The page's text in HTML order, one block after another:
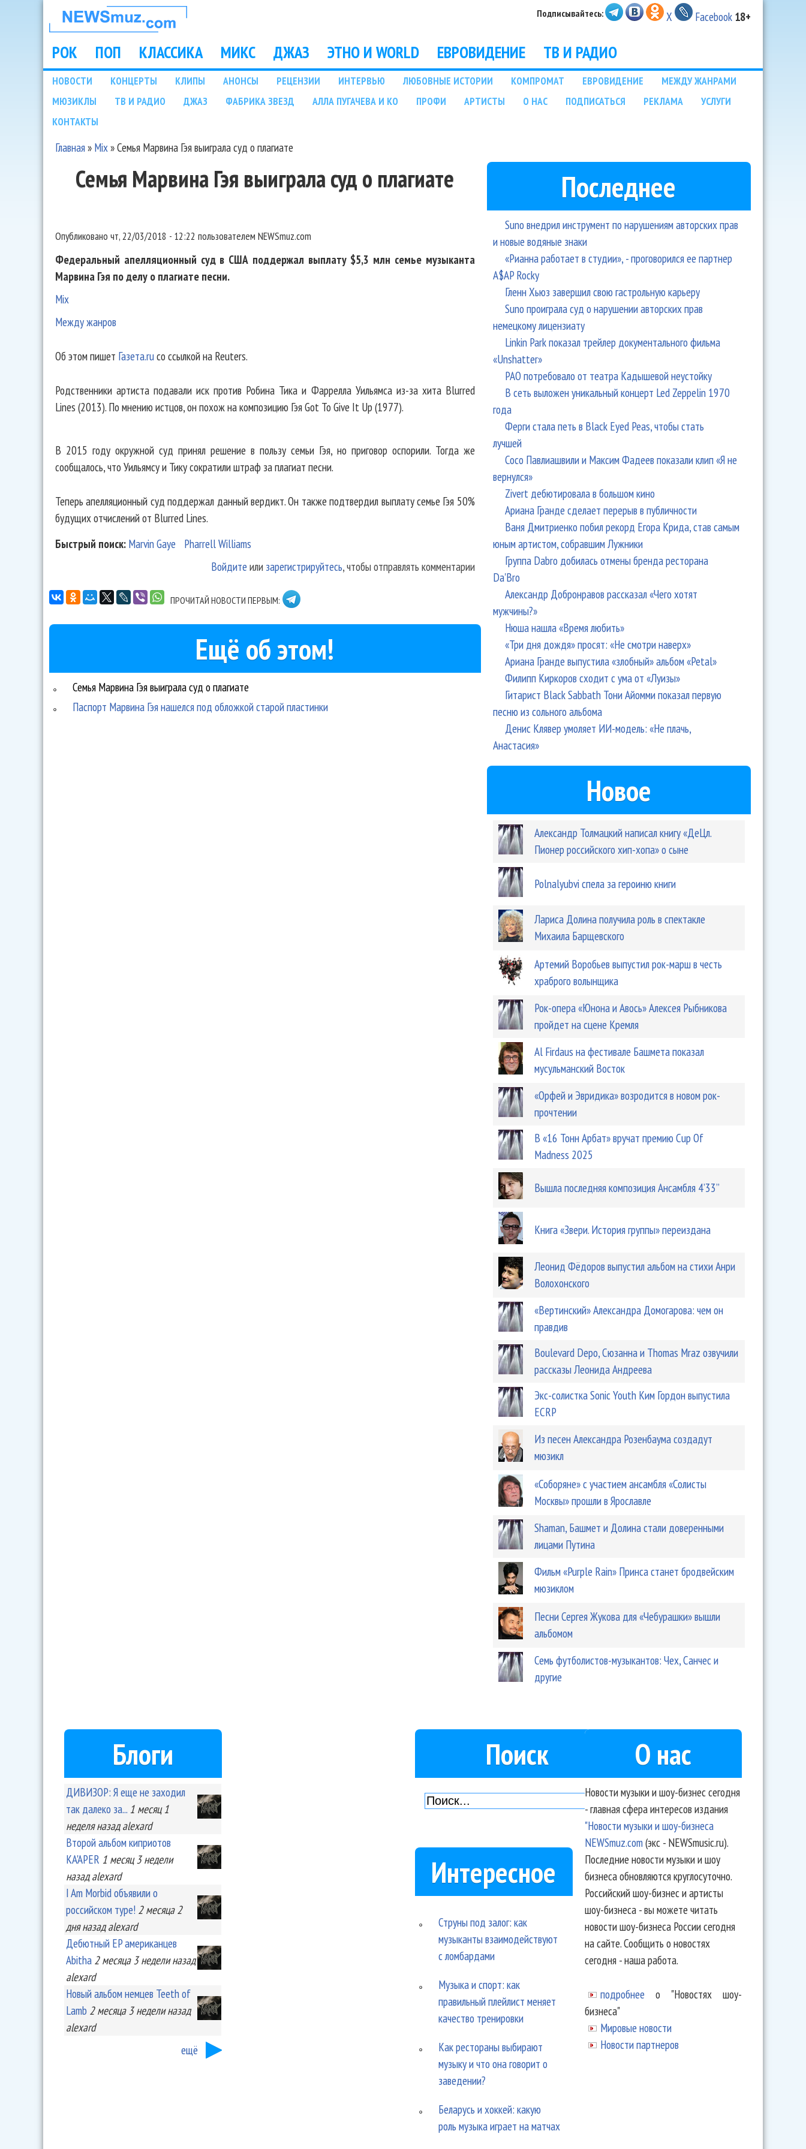
НОВОСТИ
МУЗЫКИ И
ШОУ БИЗНЕСА
NEWSMUZ.COM
Подписывайтесь: X Facebook 18+
Main menu
РОК ПОП КЛАССИКА МИКС ДЖАЗ ЭТНО И WORLD ЕВРОВИДЕНИЕ ТВ И РАДИО
Подразделы
НОВОСТИ КОНЦЕРТЫ КЛИПЫ АНОНСЫ РЕЦЕНЗИИ ИНТЕРВЬЮ ЛЮБОВНЫЕ ИСТОРИИ КОМПРОМАТ ЕВРОВИДЕНИЕ
МЕЖДУ ЖАНРАМИ
МЮЗИКЛЫ
ТВ И РАДИО ДЖАЗ ФАБРИКА ЗВЕЗД АЛЛА ПУГАЧЕВА И КО ПРОФИ АРТИСТЫ О НАС ПОДПИСАТЬСЯ РЕКЛАМА
УСЛУГИ
КОНТАКТЫ
Главная» Mix»Семья Марвина Гэя выиграла суд о плагиате
Семья Марвина Гэя выиграла суд о плагиате
Опубликовано чт, 22/03/2018 - 12:22 пользователем NEWSmuz.com
Федеральный апелляционный суд в США поддержал выплату $5,3 млн семье музыканта
Марвина Гэя по делу о плагиате песни.
Mix
Между жанров
Об этом пишет Газета.ruсо ссылкой на Reuters.
Родственники артиста подавали иск против Робина Тика и Фаррелла Уильямса из-за хита Blurred
Lines (2013). По мнению истцов, он похож на композицию Гэя Got To Give It Up (1977).
В 2015 году окружной суд принял решение в пользу семьи Гэя, но приговор оспорили. Тогда же
сообщалось, что Уильямсу и Тику сократили штраф за плагиат песни.
Теперь апелляционный суд поддержал данный вердикт. Он также подтвердил выплату семье Гэя 50%
будущих отчислений от Blurred Lines.
Быстрый поиск: Marvin Gaye
Pharrell Williams
Войдите или зарегистрируйтесь, чтобы отправлять комментарии
ПРОЧИТАЙ НОВОСТИ ПЕРВЫМ:
Ещё об этом!
Семья Марвина Гэя выиграла суд о плагиате
Паспорт Марвина Гэя нашелся под обложкой старой пластинки
Последнее
Suno внедрил инструмент по нарушениям авторских прав
и новые водяные знаки
«Рианна работает в студии», - проговорился ее партнер
A$AP Rocky
Гленн Хьюз завершил свою гастрольную карьеру
Suno проиграла суд о нарушении авторских прав
немецкому лицензиату
Linkin Park показал трейлер документального фильма
«Unshatter»
РАО потребовало от театра Кадышевой неустойку
В сеть выложен уникальный концерт Led Zeppelin 1970
года
Ферги стала петь в Black Eyed Peas, чтобы стать
лучшей
Сосо Павлиашвили и Максим Фадеев показали клип «Я не
вернулся»
Zivert дебютировала в большом кино
Ариана Гранде сделает перерыв в публичности
Ваня Дмитриенко побил рекорд Егора Крида, став самым
юным артистом, собравшим Лужники
Группа Dabro добилась отмены бренда ресторана
Da'Bro
Александр Добронравов рассказал «Чего хотят
мужчины?»
Нюша нашла «Время любить»
«Три дня дождя» просят: «Не смотри наверх»
Ариана Гранде выпустила «злобный» альбом «Petal»
Филипп Киркоров сходит с ума от «Луизы»
Гитарист Black Sabbath Тони Айомми показал первую
песню из сольного альбома
Денис Клявер умоляет ИИ-модель: «Не плачь,
Анастасия»
Новое
Александр Толмацкий написал книгу «ДеЦл.
Пионер российского хип-хопа» о сыне
Polnalyubvi спела за героиню книги
Лариса Долина получила роль в спектакле
Михаила Барщевского
Артемий Воробьев выпустил рок-марш в честь
храброго волынщика
Рок-опера «Юнона и Авось» Алексея Рыбникова
пройдет на сцене Кремля
Аl Firdaus на фестивале Башмета показал
мусульманский Восток
«Орфей и Эвридика» возродится в новом рок-
прочтении
В «16 Тонн Арбат» вручат премию Cup Of
Madness 2025
Вышла последняя композиция Ансамбля 4’33’’
Книга «Звери. История группы» переиздана
Леонид Фёдоров выпустил альбом на стихи Анри
Волохонского
«Вертинский» Александра Домогарова: чем он
правдив
Boulevard Depo, Сюзанна и Thomas Mraz озвучили
рассказы Леонида Андреева
Экс-солистка Sonic Youth Ким Гордон выпустила
ECRP
Из песен Александра Розенбаума создадут
мюзикл
«Соборяне» с участием ансамбля «Солисты
Москвы» прошли в Ярославле
Shaman, Башмет и Долина стали доверенными
лицами Путина
Фильм «Purple Rain» Принса станет бродвейским
мюзиклом
Песни Сергея Жукова для «Чебурашки» вышли
альбомом
Семь футболистов-музыкантов: Чех, Санчес и
другие
Блоги
ДИВИЗОР: Я еще не заходил
так далеко за... 1 месяц 1
неделяназад alexard
Второй альбом киприотов
KA'APER 1 месяц 3 недели
назад alexard
I Am Morbid объявили о
российском туре! 2 месяца 2
дняназад alexard
Дебютный EP американцев
Abitha 2 месяца 3 неделиназад
alexard
Новый альбом немцев Teeth of
Lamb 2 месяца 3 неделиназад
alexard
ещё
Поиск
Интересное
Струны под залог: как
музыканты взаимодействуют
с ломбардами
Музыка и спорт: как
правильный плейлист меняет
качество тренировки
Как рестораны выбирают
музыку и что она говорит о
заведении?
Беларусь и хоккей: какую
роль музыка играет на матчах
О нас
Новости музыки и шоу-бизнес сегодня
- главная сфера интересов издания
"Новости музыки и шоу-бизнеса
NEWSmuz.com(экс - NEWSmusic.ru).
Последние новости музыки и шоу
бизнеса обновляются круглосуточно.
Российский шоу-бизнес и артисты
шоу-бизнеса - вы можете читать
новости шоу-бизнеса России сегодня
на сайте. Сообщить о новостях
сегодня - наша работа.
подробнее о "Новостях шоу-
бизнеса"
Мировые новости
Новости партнеров